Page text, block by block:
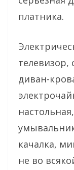
платника.
телевизор,
диван-
качалка,
не во